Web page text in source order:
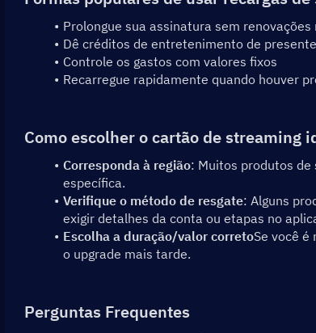
Prolongue sua assinatura sem renovações
Dê créditos de entretenimento de
Controle os gastos com valores fixos
Recarregue rapidamente quando houver
Como escolher o cartão de streaming
Corresponda à região: Muitos produtos de
específica.
Verifique o método de resgate: Alguns
exigir detalhes da conta ou etapas no
Escolha a duração/valor corretoSe você é
o upgrade mais tarde.
Perguntas Frequentes